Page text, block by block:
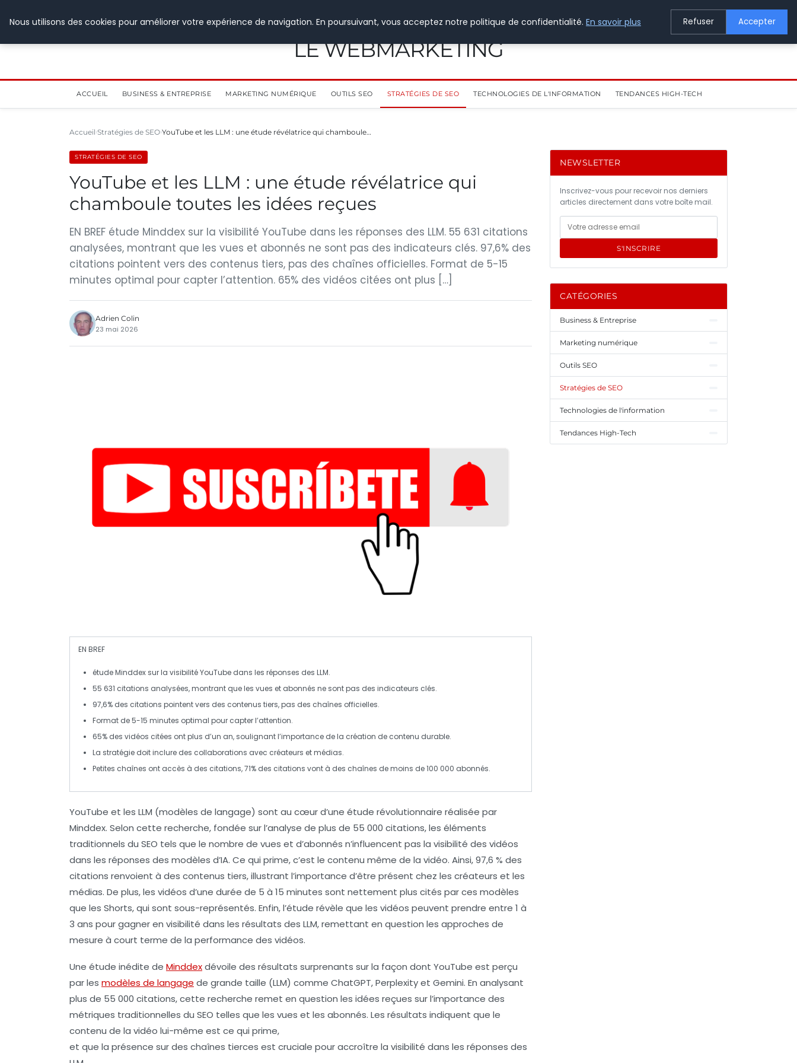
LE WEBMARKETING
ACCUEIL BUSINESS & ENTREPRISE MARKETING NUMÉRIQUE OUTILS SEO STRATÉGIES DE SEO TECHNOLOGIES DE L'INFORMATION TENDANCES HIGH-TECH
Accueil Stratégies de SEO YouTube et les LLM : une étude révélatrice qui chamboule…
STRATÉGIES DE SEO
YouTube et les LLM : une étude révélatrice qui
chamboule toutes les idées reçues
EN BREF étude Minddex sur la visibilité YouTube dans les réponses des LLM. 55 631 citations
analysées, montrant que les vues et abonnés ne sont pas des indicateurs clés. 97,6% des
citations pointent vers des contenus tiers, pas des chaînes officielles. Format de 5-15
minutes optimal pour capter l’attention. 65% des vidéos citées ont plus […]
Adrien Colin
23 mai 2026
EN BREF
étude Minddex sur la visibilité YouTube dans les réponses des LLM.
55 631 citations analysées, montrant que les vues et abonnés ne sont pas des indicateurs clés.
97,6% des citations pointent vers des contenus tiers, pas des chaînes officielles.
Format de5-15 minutes optimal pour capter l’attention.
65% des vidéos citées ont plus d’un an, soulignant l’importance de la création de contenu durable.
La stratégie doit inclure des collaborations avec créateurs et médias.
Petites chaînes ont accès à des citations,71% des citations vont à des chaînes de moins de 100 000 abonnés.
YouTube et les LLM (modèles de langage) sont au cœur d’une étude révolutionnaire réalisée par
Minddex. Selon cette recherche, fondée sur l’analyse de plus de 55 000 citations, les éléments
traditionnels du SEO tels que le nombre de vues et d’abonnés n’influencent pas la visibilité des vidéos
dans les réponses des modèles d’IA. Ce qui prime, c’est le contenu même de la vidéo. Ainsi, 97,6 % des
citations renvoient à des contenus tiers, illustrant l’importance d’être présent chez les créateurs et les
médias. De plus, les vidéos d’une durée de 5 à 15 minutes sont nettement plus cités par ces modèles
que les Shorts, qui sont sous-représentés. Enfin, l’étude révèle que les vidéos peuvent prendre entre 1 à
3 ans pour gagner en visibilité dans les résultats des LLM, remettant en question les approches de
mesure à court terme de la performance des vidéos.
Une étude inédite de Minddexdévoile des résultats surprenants sur la façon dont YouTube est perçu
par les modèles de langage de grande taille (LLM) comme ChatGPT, Perplexity et Gemini. En analysant
plus de 55 000 citations, cette recherche remet en question les idées reçues sur l’importance des
métriques traditionnelles du SEO telles que les vues et les abonnés. Les résultats indiquent que le
contenu de la vidéo lui-même est ce qui prime,
et que la présence sur des chaînes tierces est cruciale pour accroître la visibilité dans les réponses des
NEWSLETTER
Inscrivez-vous pour recevoir nos derniers
articles directement dans votre boîte mail.
S'INSCRIRE
CATÉGORIES
Business & Entreprise
Marketing numérique
Outils SEO
Stratégies de SEO
Technologies de l'information
Tendances High-Tech
Nous utilisons des cookies pour améliorer votre expérience de navigation. En poursuivant, vous acceptez notre politique de confidentialité. En savoir plus Refuser Accepter